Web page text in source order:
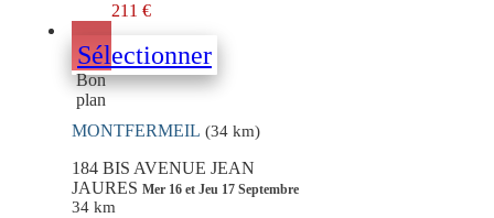
211 €
Sélectionner
Bon
plan
MONTFERMEIL (34 km)
184 BIS AVENUE JEAN
JAURES Mer 16 et Jeu 17 Septembre
34 km